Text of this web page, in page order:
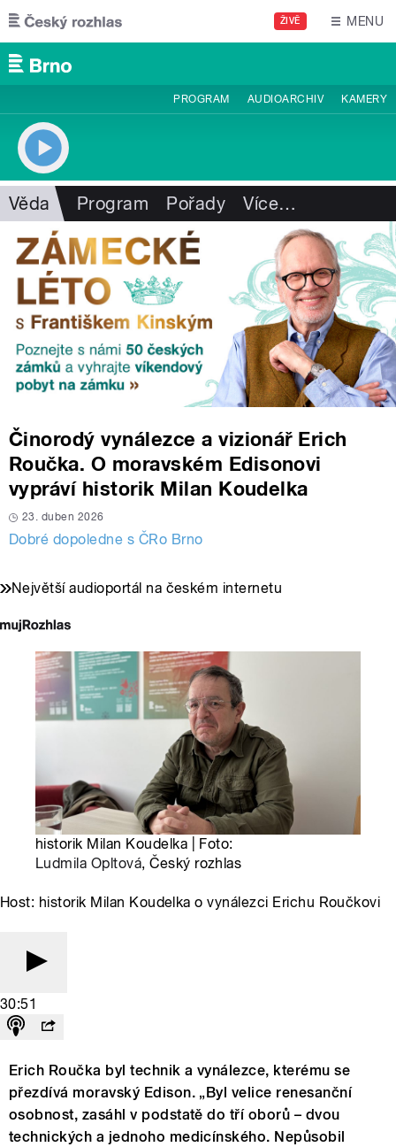
Přejít k hlavnímu obsahu
ŽIVĚ MENU
PROGRAM AUDIOARCHIV KAMERY
Věda Program Pořady Více…
Činorodý vynálezce a vizionář Erich
Roučka. O moravském Edisonovi
vypráví historik Milan Koudelka
23. duben 2026
Dobré dopoledne s ČRo Brno
Největší audioportál na českém internetu
historik Milan Koudelka | Foto:
Ludmila Opltová, Český rozhlas
Host: historik Milan Koudelka o vynálezci Erichu Roučkovi
30:51
Erich Roučka byl technik a vynálezce, kterému se
přezdívá moravský Edison. „Byl velice renesanční
osobnost, zasáhl v podstatě do tří oborů – dvou
technických a jednoho medicínského. Nepůsobil